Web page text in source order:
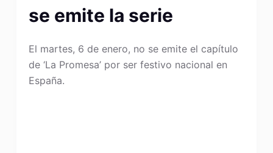
se emite la serie
El martes, 6 de enero, no se emite el capítulo
de ‘La Promesa’ por ser festivo nacional en
España.